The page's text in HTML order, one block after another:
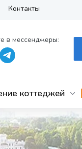
в мессенджеры:
коттеджей
Контакты